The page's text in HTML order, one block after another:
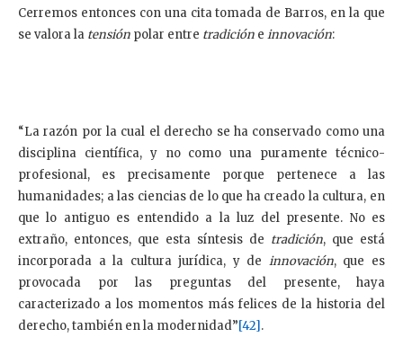
Cerremos entonces con una cita tomada de Barros, en la que
se valora la tensión polar entre tradición e innovación:
“La razón por la cual el derecho se ha conservado como una
disciplina científica, y no como una puramente técnico-
profesional, es precisamente porque pertenece a las
humanidades; a las ciencias de lo que ha creado la cultura, en
que lo antiguo es entendido a la luz del presente. No es
extraño, entonces, que esta síntesis de tradición, que está
incorporada a la cultura jurídica, y de innovación, que es
provocada por las preguntas del presente, haya
caracterizado a los momentos más felices de la historia del
derecho, también en la modernidad”[42].